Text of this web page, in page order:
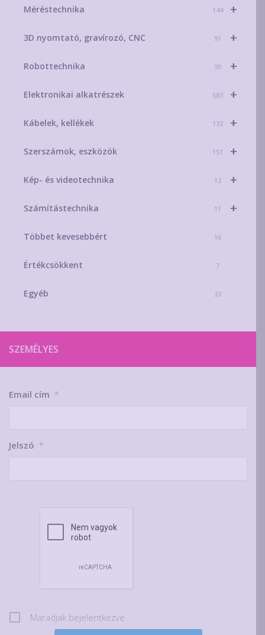
+
Méréstechnika 144
+
3D nyomtató, gravírozó, CNC 91
+
Robottechnika 30
+
Elektronikai alkatrészek 583
+
Kábelek, kellékek 132
+
Szerszámok, eszközök 151
+
Kép- és videotechnika 12
+
Számítástechnika 11
Többet kevesebbért 16
Értékcsökkent 7
Egyéb 33
SZEMÉLYES
Email cím *
Jelszó *
Maradjak bejelentkezve